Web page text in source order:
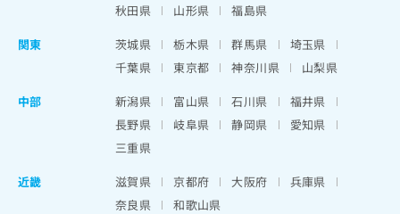
秋田県
山形県
福島県
関東
茨城県 栃木県 群馬県
埼玉県
千葉県
東京都 神奈川県
山梨県
中部
新潟県 富山県 石川県
福井県
長野県
岐阜県 静岡県
愛知県
三重県
近畿
滋賀県 京都府 大阪府
兵庫県
奈良県
和歌山県